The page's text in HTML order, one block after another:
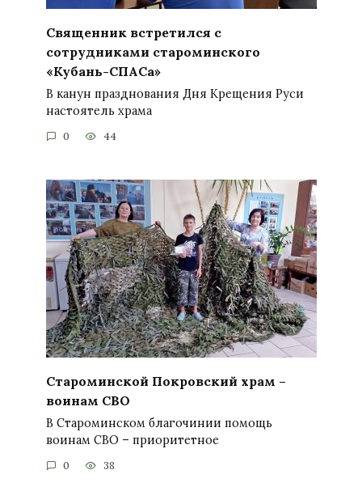
Священник встретился с
сотрудниками староминского
«Кубань-СПАСа»
В канун празднования Дня Крещения Руси
настоятель храма
0 44
Староминской Покровский храм –
воинам СВО
В Староминском благочинии помощь
воинам СВО – приоритетное
0 38